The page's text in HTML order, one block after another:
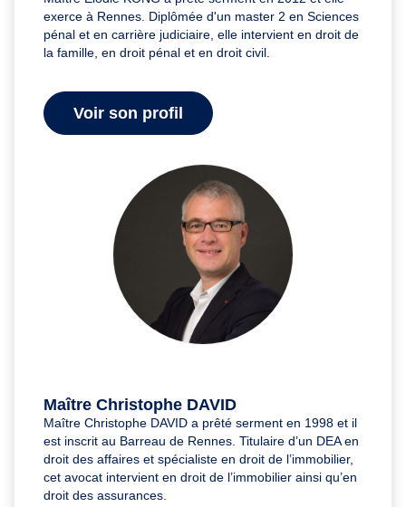
exerce à Rennes. Diplômée d'un master 2 en Sciences
pénal et en carrière judiciaire, elle intervient en droit de
la famille, en droit pénal et en droit civil.
Voir son profil
Maître Christophe DAVID
Maître Christophe DAVID a prêté serment en 1998 et il
est inscrit au Barreau de Rennes. Titulaire d’un DEA en
droit des affaires et spécialiste en droit de l’immobilier,
cet avocat intervient en droit de l’immobilier ainsi qu’en
droit des assurances.